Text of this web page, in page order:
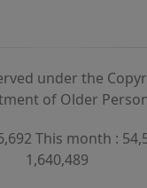
under the
of Older
This month :
1,640,489